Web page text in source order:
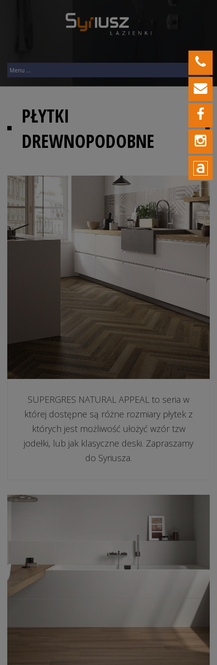
PŁYTKI
DREWNOPODOBNE
SUPERGRES NATURAL APPEAL to seria w
której dostępne są różne rozmiary płytek z
których jest możliwość ułożyć wzór tzw
jodełki, lub jak klasyczne deski. Zapraszamy
do Syriusza.